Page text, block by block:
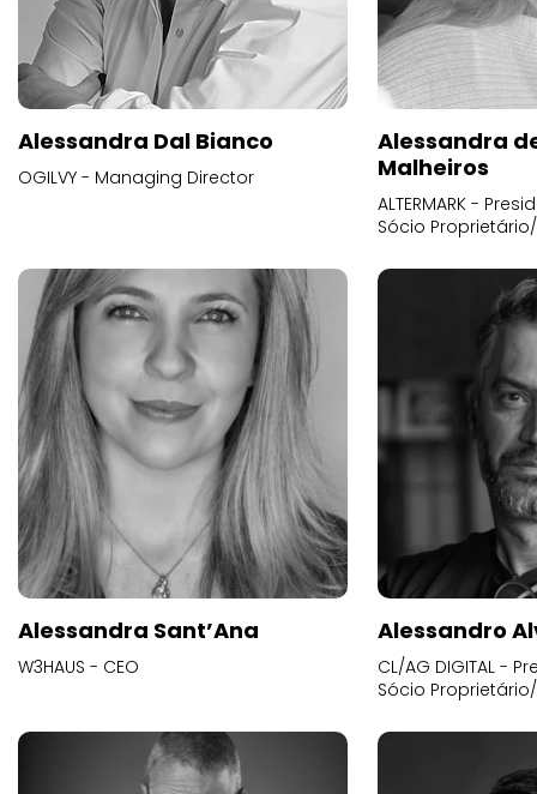
Alessandra Dal Bianco
OGILVY - Managing Director
Alessandra
Malheiros
ALTERMARK -
Sócio
Alessandra Sant’Ana
W3HAUS - CEO
Alessandro
CL/AG DIGITAL -
Sócio